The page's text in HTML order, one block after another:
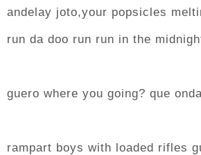
andelay joto,your popsicles
run da doo run run in the
guero where you going? que
rampart boys with loaded rifles